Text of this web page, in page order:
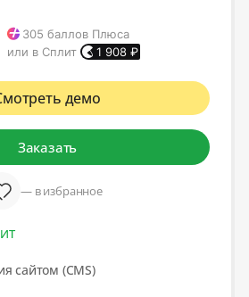
305 баллов Плюса
или в Сплит
1 908 ₽
демо
Заказать
— в избранное
сайтом (CMS)